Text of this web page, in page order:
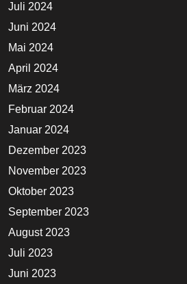
Juli 2024
Juni 2024
Mai 2024
April 2024
März 2024
Februar 2024
Januar 2024
Dezember 2023
November 2023
Oktober 2023
September 2023
August 2023
Juli 2023
Juni 2023